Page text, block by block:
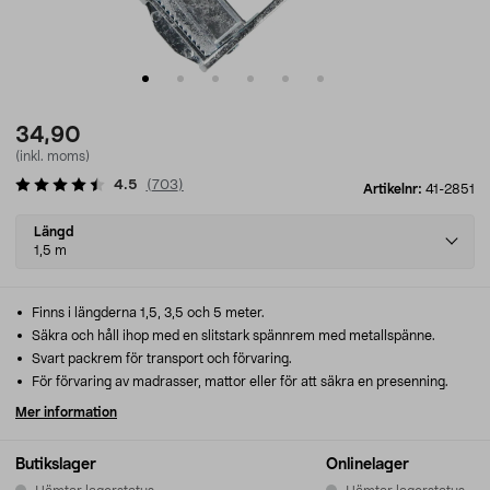
34,90
(inkl. moms)
Artikelnr: 41-2851
4.5 (703)
Select
variant
Längd
1,5 m
Butikslager Onlinelager
Finns i längderna 1,5, 3,5 och 5 meter.
Säkra och håll ihop med en slitstark spännrem med metallspänne.
Svart packrem för transport och förvaring.
För förvaring av madrasser, mattor eller för att säkra en presenning.
Mer information